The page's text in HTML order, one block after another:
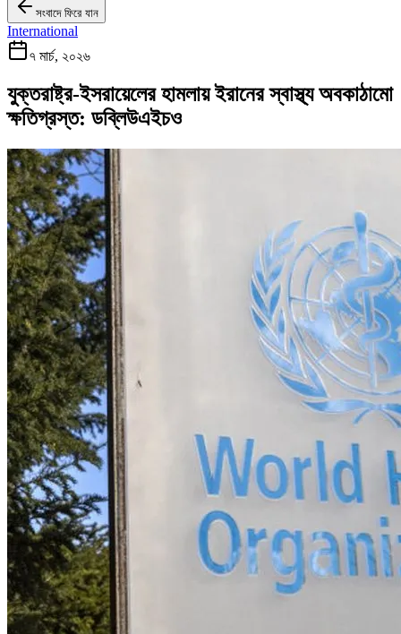
সংবাদে ফিরে যান
International
৭ মার্চ, ২০২৬
যুক্তরাষ্ট্র-ইসরায়েলের হামলায় ইরানের স্বাস্থ্য অবকাঠামো
ক্ষতিগ্রস্ত: ডব্লিউএইচও